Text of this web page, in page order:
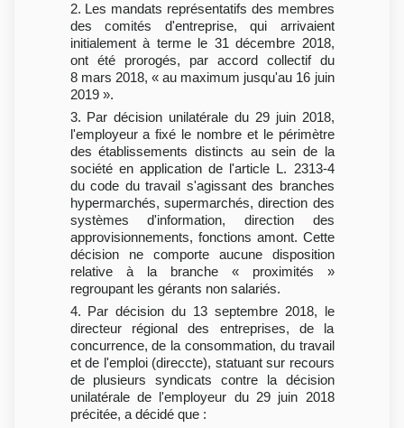
2. Les mandats représentatifs des membres
des comités d'entreprise, qui arrivaient
initialement à terme le 31 décembre 2018,
ont été prorogés, par accord collectif du
8 mars 2018, « au maximum jusqu'au 16 juin
2019 ».
3. Par décision unilatérale du 29 juin 2018,
l'employeur a fixé le nombre et le périmètre
des établissements distincts au sein de la
société en application de l'article L. 2313-4
du code du travail s'agissant des branches
hypermarchés, supermarchés, direction des
systèmes d'information, direction des
approvisionnements, fonctions amont. Cette
décision ne comporte aucune disposition
relative à la branche « proximités »
regroupant les gérants non salariés.
4. Par décision du 13 septembre 2018, le
directeur régional des entreprises, de la
concurrence, de la consommation, du travail
et de l'emploi (direccte), statuant sur recours
de plusieurs syndicats contre la décision
unilatérale de l'employeur du 29 juin 2018
précitée, a décidé que :